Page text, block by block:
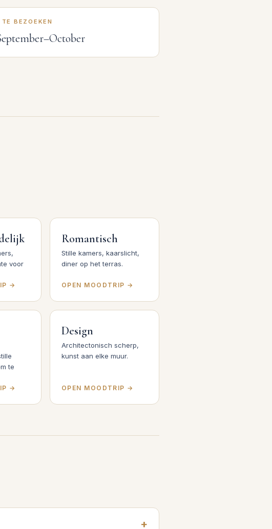
BEZOEKEN
voor
→
Romantisch
Stille kamers, kaarslicht,
diner op het terras.
OPEN MOODTRIP →
te
→
Design
Architectonisch scherp,
kunst aan elke muur.
OPEN MOODTRIP →